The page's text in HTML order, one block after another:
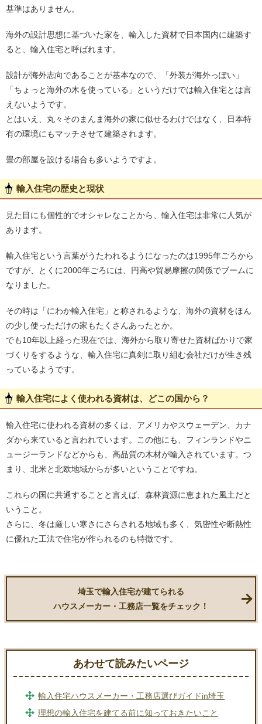
基準はありません。
海外の設計思想に基づいた家を、輸入した資材で日本国内に建築す
ると、輸入住宅と呼ばれます。
設計が海外志向であることが基本なので、「外装が海外っぽい」
「ちょっと海外の木を使っている」というだけでは輸入住宅とは言
えないようです。
とはいえ、丸々そのまんま海外の家に似せるわけではなく、日本特
有の環境にもマッチさせて建築されます。
畳の部屋を設ける場合も多いようですよ。
輸入住宅の歴史と現状
見た目にも個性的でオシャレなことから、輸入住宅は非常に人気が
あります。
輸入住宅という言葉がうたわれるようになったのは1995年ごろから
ですが、とくに2000年ごろには、円高や貿易摩擦の関係でブームに
なりました。
その時は「にわか輸入住宅」と称されるような、海外の資材をほん
の少し使っただけの家もたくさんあったとか。
でも10年以上経った現在では、海外から取り寄せた資材ばかりで家
づくりをするような、輸入住宅に真剣に取り組む会社だけが生き残
っているようです。
輸入住宅によく使われる資材は、どこの国から？
輸入住宅に使われる資材の多くは、アメリカやスウェーデン、カナ
ダから来ていると言われています。この他にも、フィンランドやニ
ュージーランドなどからも、高品質の木材が輸入されています。つ
まり、北米と北欧地域からが多いということですね。
これらの国に共通することと言えば、森林資源に恵まれた風土だと
いうこと。
さらに、冬は厳しい寒さにさらされる地域も多く、気密性や断熱性
に優れた工法で住宅が作られるのも特徴です。
埼玉で輸入住宅が建てられる
ハウスメーカー・工務店一覧をチェック！
あわせて読みたいページ
輸入住宅ハウスメーカー・工務店選びガイドin埼玉
理想の輸入住宅を建てる前に知っておきたいこと